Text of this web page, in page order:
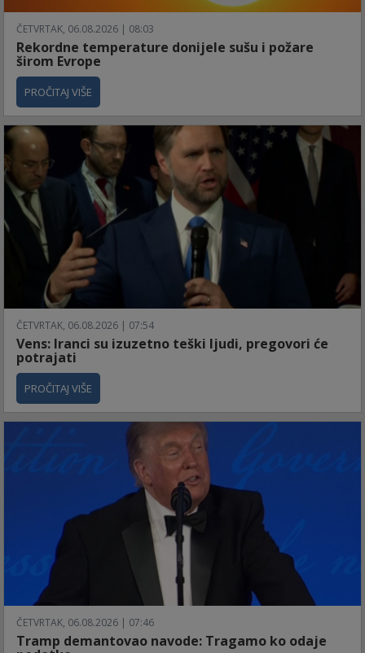
ČETVRTAK, 06.08.2026 | 08:03
Rekordne temperature donijele sušu i požare
širom Evrope
PROČITAJ VIŠE
ČETVRTAK, 06.08.2026 | 07:54
Vens: Iranci su izuzetno teški ljudi, pregovori će
potrajati
PROČITAJ VIŠE
ČETVRTAK, 06.08.2026 | 07:46
Tramp demantovao navode: Tragamo ko odaje